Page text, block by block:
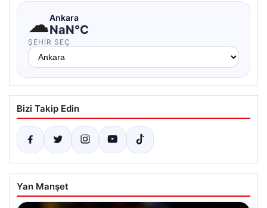
☁Ankara
NaN°C
ŞEHIR SEÇ
Bizi Takip Edin
Yan Manşet